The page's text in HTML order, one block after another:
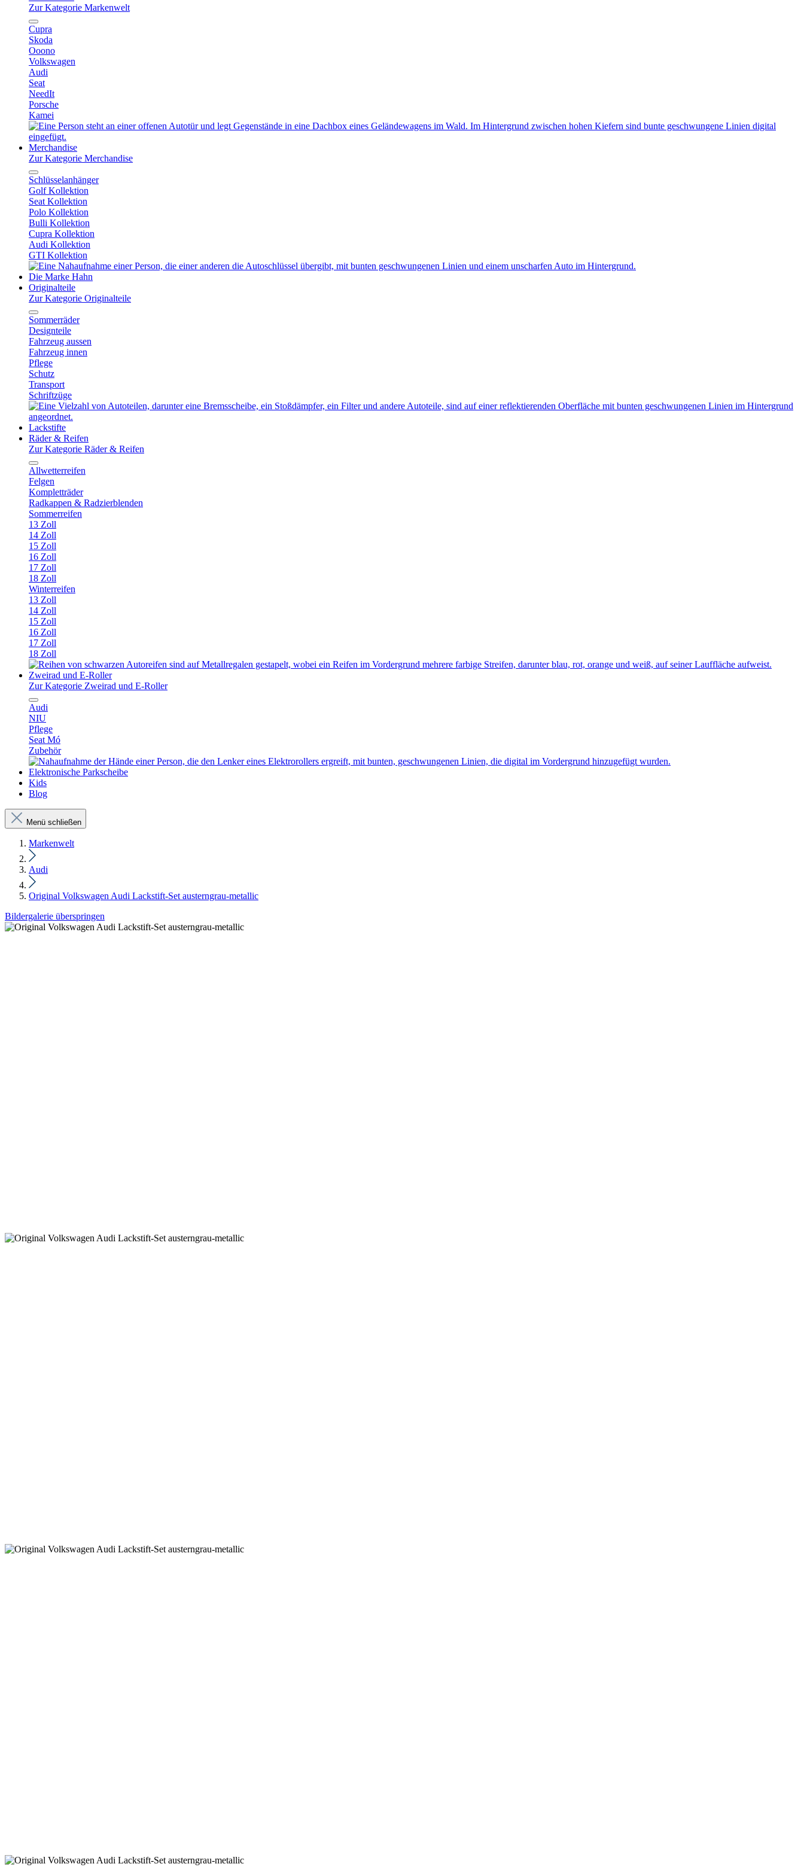
Zur Kategorie Markenwelt
Cupra
Skoda
Ooono
Volkswagen
Audi
Seat
NeedIt
Porsche
Kamei
Merchandise
Zur Kategorie Merchandise
Schlüsselanhänger
Golf Kollektion
Seat Kollektion
Polo Kollektion
Bulli Kollektion
Cupra Kollektion
Audi Kollektion
GTI Kollektion
Die Marke Hahn
Originalteile
Zur Kategorie Originalteile
Sommerräder
Designteile
Fahrzeug aussen
Fahrzeug innen
Pflege
Schutz
Transport
Schriftzüge
Lackstifte
Räder & Reifen
Zur Kategorie Räder & Reifen
Allwetterreifen
Felgen
Kompletträder
Radkappen & Radzierblenden
Sommerreifen
13 Zoll
14 Zoll
15 Zoll
16 Zoll
17 Zoll
18 Zoll
Winterreifen
13 Zoll
14 Zoll
15 Zoll
16 Zoll
17 Zoll
18 Zoll
Zweirad und E-Roller
Zur Kategorie Zweirad und E-Roller
Audi
NIU
Pflege
Seat Mó
Zubehör
Elektronische Parkscheibe
Kids
Blog
Menü schließen
Markenwelt
Audi
Original Volkswagen Audi Lackstift-Set austerngrau-metallic
Bildergalerie überspringen